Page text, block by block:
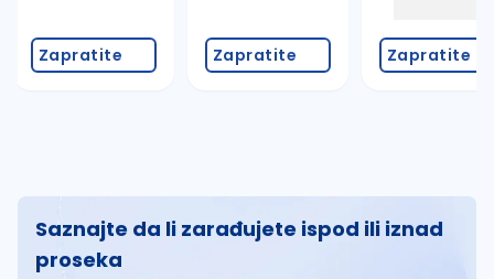
Zapratite Zapratite Zapratite
Saznajte da li zarađujete ispod ili iznad
proseka